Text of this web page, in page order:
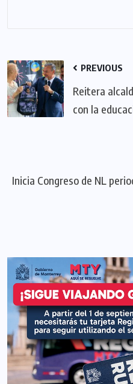
PREVIOUS
Reitera
con la
Inicia Congreso de NL